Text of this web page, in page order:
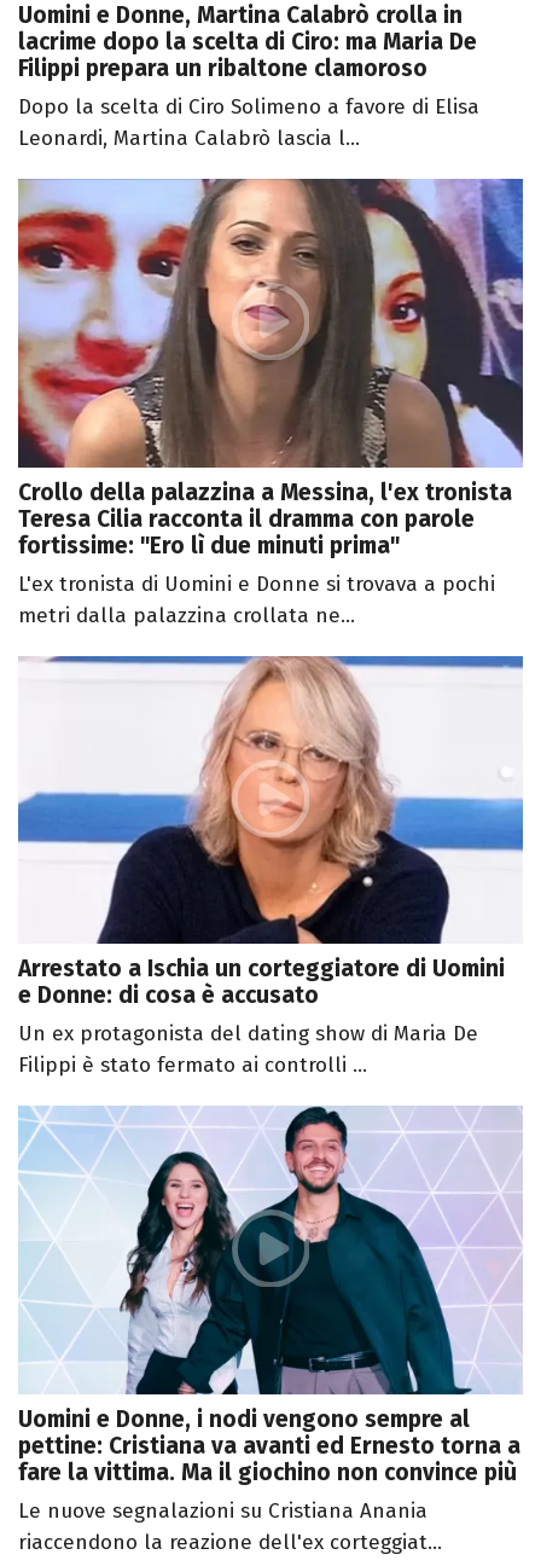
Uomini e Donne, Martina Calabrò crolla in
lacrime dopo la scelta di Ciro: ma Maria De
Filippi prepara un ribaltone clamoroso
Dopo la scelta di Ciro Solimeno a favore di Elisa
Leonardi, Martina Calabrò lascia l...
Crollo della palazzina a Messina, l'ex tronista
Teresa Cilia racconta il dramma con parole
fortissime: "Ero lì due minuti prima"
L'ex tronista di Uomini e Donne si trovava a pochi
metri dalla palazzina crollata ne...
Arrestato a Ischia un corteggiatore di Uomini
e Donne: di cosa è accusato
Un ex protagonista del dating show di Maria De
Filippi è stato fermato ai controlli ...
Uomini e Donne, i nodi vengono sempre al
pettine: Cristiana va avanti ed Ernesto torna a
fare la vittima. Ma il giochino non convince più
Le nuove segnalazioni su Cristiana Anania
riaccendono la reazione dell'ex corteggiat...